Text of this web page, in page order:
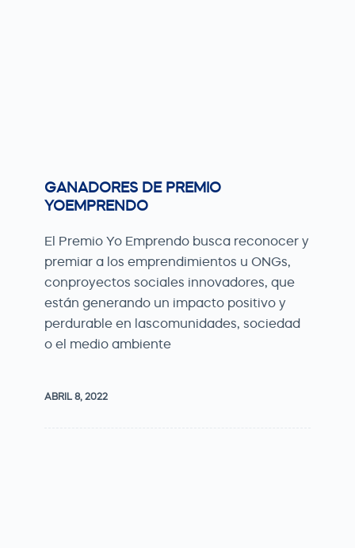
GANADORES DE PREMIO
YOEMPRENDO
El Premio Yo Emprendo busca reconocer y
premiar a los emprendimientos u ONGs,
conproyectos sociales innovadores, que
están generando un impacto positivo y
perdurable en lascomunidades, sociedad
o el medio ambiente
ABRIL 8, 2022